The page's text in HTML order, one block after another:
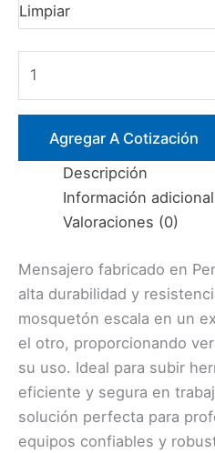
Limpiar
1/2″
TRENZADO
MQ.
ESCALA/LAZADA
Agregar A Cotización
Descripción
Información adicional
Valoraciones (0)
Mensajero fabricado en
alta durabilidad y
mosquetón escala en un
el otro, proporcionando
su uso. Ideal para subir
eficiente y segura en
solución perfecta para
equipos confiables y